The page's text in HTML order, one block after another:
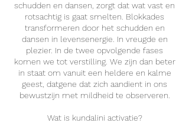
schudden en dansen, zorgt dat wat vast en
rotsachtig is gaat smelten. Blokkades
transformeren door het schudden en
dansen in levensenergie. In vreugde en
plezier. In de twee opvolgende fases
komen we tot verstilling. We zijn dan beter
in staat om vanuit een heldere en kalme
geest, datgene dat zich aandient in ons
bewustzijn met mildheid te observeren.
Wat is kundalini activatie?